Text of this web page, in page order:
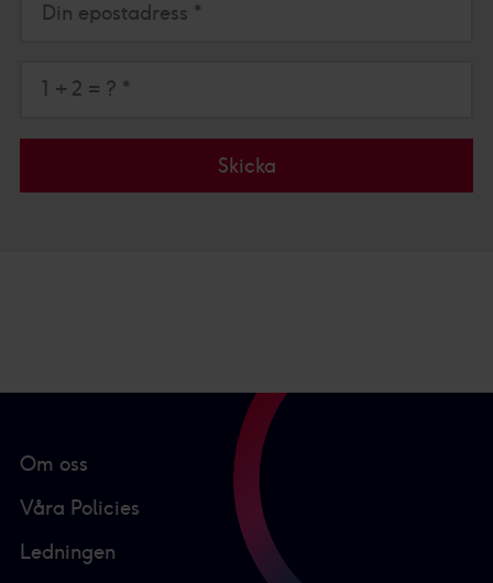
Din epostadress *
1 + 2 = ? *
Skicka
Om oss
Våra Policies
Ledningen